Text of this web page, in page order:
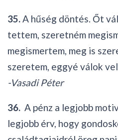
35.A hűség döntés. Őt
tettem, szeretném
megismertem, meg is
szeretem, eggyé válok
-Vasadi Péter
36. A pénz a legjobb
legjobb érv, hogy